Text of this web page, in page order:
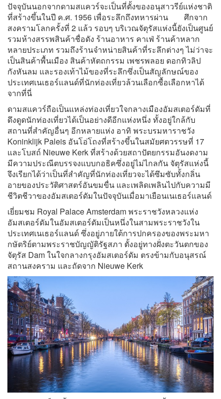
ปัจจุบันนอกจากดามสแควร์จะเป็นที่ตั้งของอนุสาวรีย์แห่งชาติ
ที่สร้างขึ้นในปี ค.ศ. 1956 เพื่อระลึกถึงทหารผ่าน ศึกจาก
สงครามโลกครั้งที่ 2 แล้ว รอบๆ บริเวณจัตุรัสแห่งนี้ยังเป็นศูนย์
รวมห้างสรรพสินค้าชื่อดัง ร้านอาหาร คาเฟ่ ร้านค้าหลาก
หลายประเภท รวมถึงร้านจำหน่ายสินค้าที่ระลึกต่างๆ ไม่ว่าจะ
เป็นสินค้าพื้นเมือง สินค้าหัตถกรรม เพชรพลอย ดอกทิวลิป
กังหันลม และรองเท้าไม้ของที่ระลึกซึ่งเป็นสัญลักษณ์ของ
ประเทศเนเธอร์แลนด์ที่นักท่องเที่ยวล้วนเลือกซื้อเลือกหาได้
จากที่นี่
ดามสแควร์ถือเป็นแหล่งท่องเที่ยวใจกลางเมืองอัมสเตอร์ดัมที่
ดึงดูดนักท่องเที่ยวได้เป็นอย่างดีอีกแห่งหนึ่ง ทั้งอยู่ใกล้กับ
สถานที่สำคัญอื่นๆ อีกหลายแห่ง อาทิ พระบรมหาราชวัง
Koninklijk Paleis อันโอ่โถงที่สร้างขึ้นในสมัยศตวรรษที่ 17
และโบสถ์ Nieuwe Kerk ที่สร้างด้วยสถาปัตยกรรมอันงดงาม
มีความประณีตบรรจงแบบกอธิคซึ่งอยู่ไม่ไกลกัน จัตุรัสแห่งนี้
จึงเรียกได้ว่าเป็นที่สำคัญที่นักท่องเที่ยวจะได้ซึมซับทั้งกลิ่น
อายของประวัติศาสตร์อันขมขื่น และเพลิดเพลินไปกับความมี
ชีวิตชีวาของอัมสเตอร์ดัมในปัจจุบันเมื่อมาเยือนเนเธอร์แลนด์
เยี่ยมชม Royal Palace Amsterdam พระราชวังหลวงแห่ง
อัมสเตอร์ดัมในอัมสเตอร์ดัมเป็นหนึ่งในสามพระราชวังใน
ประเทศเนเธอร์แลนด์ ซึ่งอยู่ภายใต้การปกครองของพระมหา
กษัตริย์ตามพระราชบัญญัติรัฐสภา ตั้งอยู่ทางฝั่งตะวันตกของ
จัตุรัส Dam ในใจกลางกรุงอัมสเตอร์ดัม ตรงข้ามกับอนุสรณ์
สถานสงคราม และถัดจาก Nieuwe Kerk